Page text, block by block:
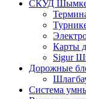
СКУД
Карты
Sigur
Дорожные
Система